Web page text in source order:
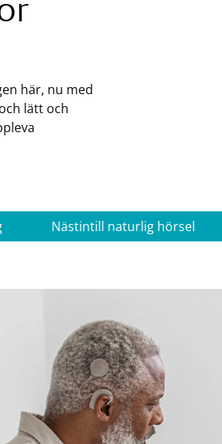
här, nu med
lätt och
Nästintill naturlig hörsel